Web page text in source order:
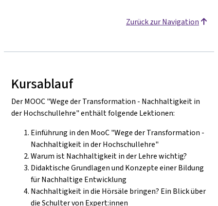
Zurück zur Navigation
Kursablauf
Der MOOC "Wege der Transformation - Nachhaltigkeit in
der Hochschullehre" enthält folgende Lektionen:
Einführung in den MooC "Wege der Transformation -
Nachhaltigkeit in der Hochschullehre"
Warum ist Nachhaltigkeit in der Lehre wichtig?
Didaktische Grundlagen und Konzepte einer Bildung
für Nachhaltige Entwicklung
Nachhaltigkeit in die Hörsäle bringen? Ein Blick über
die Schulter von Expert:innen